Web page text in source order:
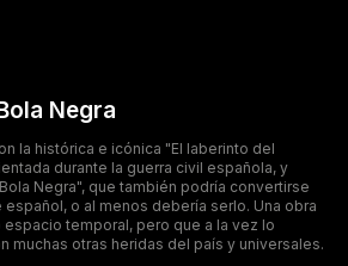
Negra
la histórica e icónica "El laberinto del
durante la guerra civil española, y
Negra", que también podría convertirse
español, o al menos debería serlo. Una obra
temporal, pero que a la vez lo
muchas otras heridas del país y universales.